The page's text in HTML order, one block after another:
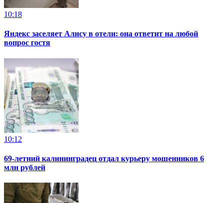
10:18
Яндекс заселяет Алису в отели: она ответит на любой
вопрос гостя
10:12
69-летний калининградец отдал курьеру мошенников 6
млн рублей